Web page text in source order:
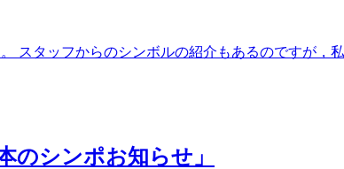
スタッフからのシンボルの紹介もあるのですが，
のシンポお知らせ」